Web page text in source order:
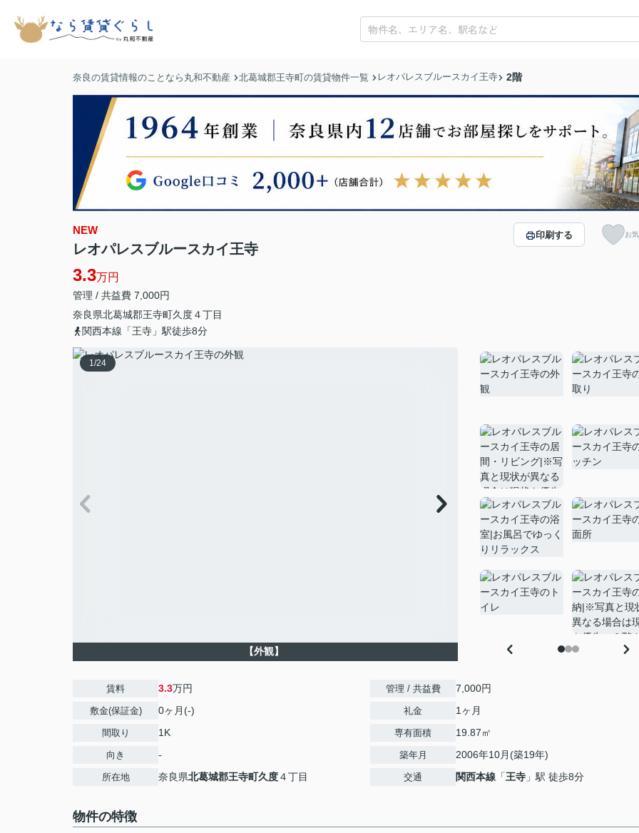
奈良の賃貸情報のことなら丸和不動産 北葛城郡王寺町の賃貸物件一覧 レオパレスブルースカイ王寺 2階
NEW
レオパレスブルースカイ王寺
3.3万円
管理 / 共益費 7,000円
奈良県北葛城郡王寺町久度４丁目
関西本線「王寺」駅徒歩8分
印刷する お
1 /24
【外観】
賃料 3.3万円
敷金(保証金) 0ヶ月(-)
間取り 1K
向き -
所在地 奈良県北葛城郡王寺町久度４丁目
管理 / 共益費 7,000円
礼金 1ヶ月
専有面積 19.87㎡
築年月 2006年10月(築19年)
交通 関西本線 「王寺 」駅 徒歩8分
物件の特徴